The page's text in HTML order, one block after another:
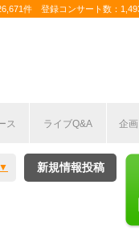
件 登録コンサート数：
ス ライブQ&A 企画
新規情報投稿